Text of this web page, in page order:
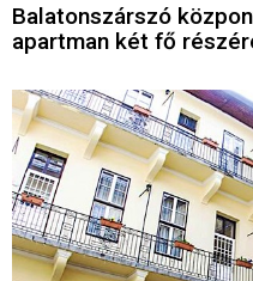
Balatonszárszó
apartman két fő